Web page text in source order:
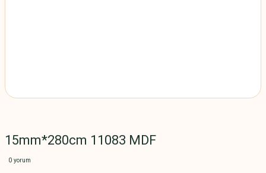
15mm*280cm 11083 MDF
0 yorum